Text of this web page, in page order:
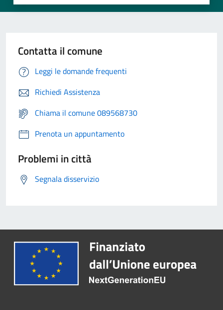
Contatta il comune
Leggi le domande frequenti
Richiedi Assistenza
Chiama il comune 089568730
Prenota un appuntamento
Problemi in città
Segnala disservizio